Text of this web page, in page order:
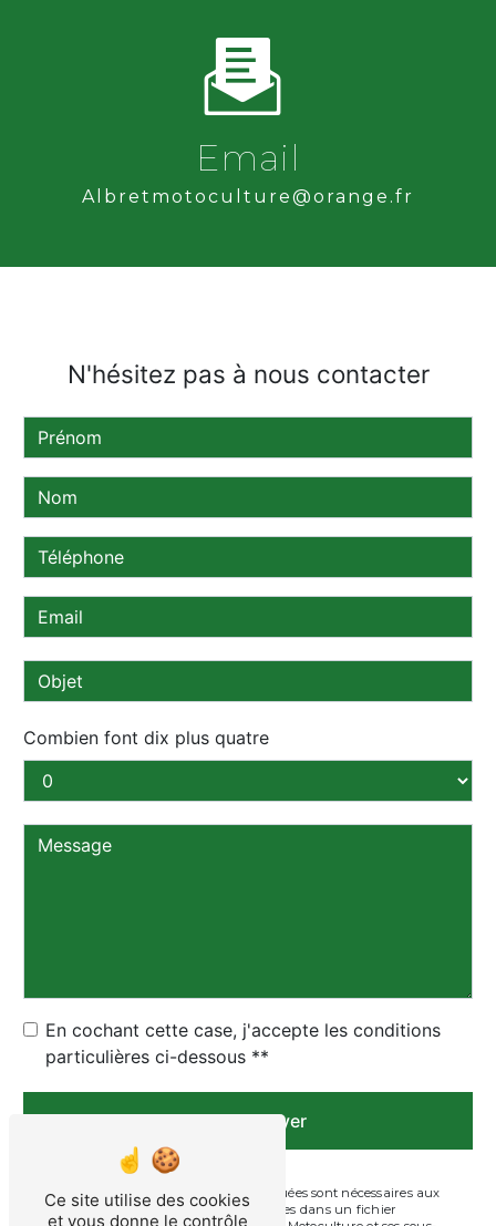
Email
albretmotoculture@orange.fr
N'hésitez pas à nous contacter
Combien font dix plus quatre
En cochant cette case, j'accepte les conditions
particulières ci-dessous **
Envoyer
** Les données personnelles communiquées sont nécessaires aux
fins de vous contacter et sont enregistrées dans un fichier
Ce site utilise des cookies
et vous donne le contrôle